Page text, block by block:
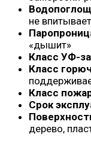
не
«дышит»
Класс УФ-
Класс
Класс
Срок
дерево,